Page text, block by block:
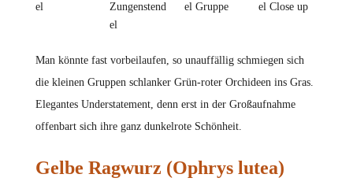
el
Zungenstend
el
el Gruppe
el Close up
Man könnte fast vorbeilaufen, so unauffällig schmiegen sich
die kleinen Gruppen schlanker Grün-roter Orchideen ins Gras.
Elegantes Understatement, denn erst in der Großaufnahme
offenbart sich ihre ganz dunkelrote Schönheit.
Gelbe Ragwurz (Ophrys lutea)